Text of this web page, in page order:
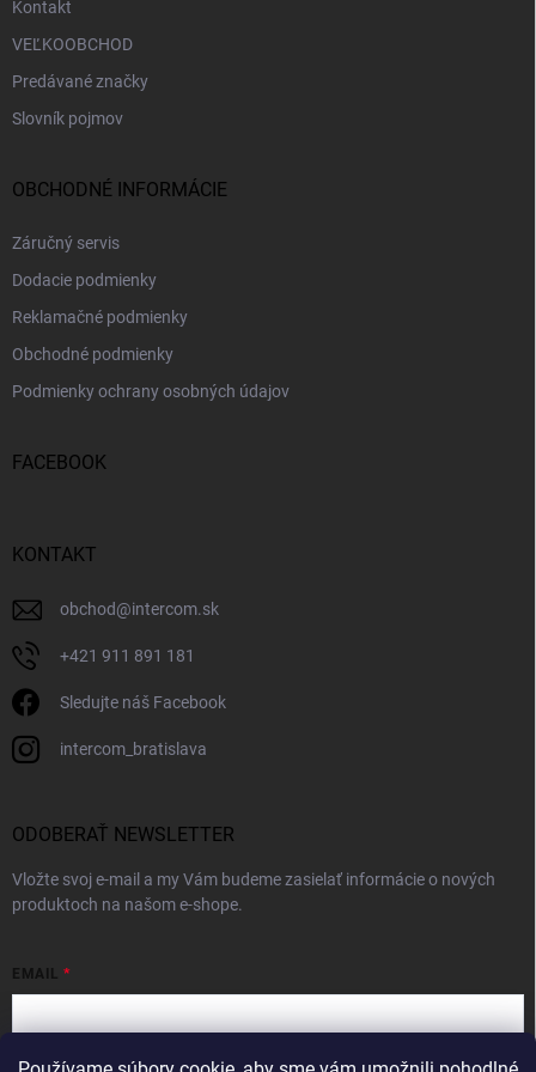
Kontakt
VEĽKOOBCHOD
Predávané značky
Slovník pojmov
OBCHODNÉ INFORMÁCIE
Záručný servis
Dodacie podmienky
Reklamačné podmienky
Obchodné podmienky
Podmienky ochrany osobných údajov
FACEBOOK
KONTAKT
obchod@intercom.sk
+421 911 891 181
Sledujte náš Facebook
intercom_bratislava
ODOBERAŤ NEWSLETTER
Vložte svoj e-mail a my Vám budeme zasielať informácie o nových
produktoch na našom e-shope.
EMAIL